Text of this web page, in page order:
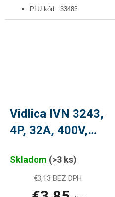
PLU kód : 33483
Vidlica IVN 3243,
4P, 32A, 400V,
Skladom (>3 ks)
€3,13 BEZ DPH